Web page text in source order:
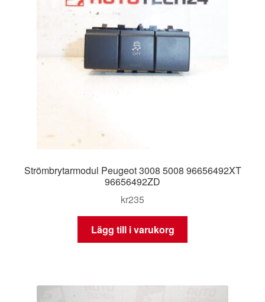
Strömbrytarmodul Peugeot 3008 5008 96656492XT
96656492ZD
kr235
Lägg till i varukorg